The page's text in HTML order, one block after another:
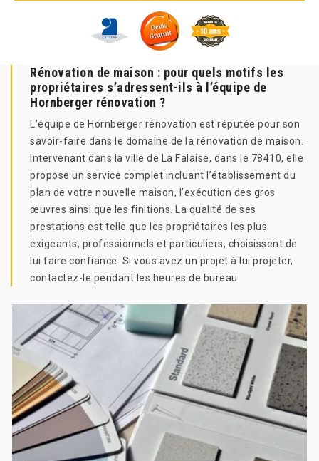
Rénovation de maison : pour quels motifs les
propriétaires s’adressent-ils à l’équipe de
Hornberger rénovation ?
L’équipe de Hornberger rénovation est réputée pour son
savoir-faire dans le domaine de la rénovation de maison.
Intervenant dans la ville de La Falaise, dans le 78410, elle
propose un service complet incluant l’établissement du
plan de votre nouvelle maison, l’exécution des gros
œuvres ainsi que les finitions. La qualité de ses
prestations est telle que les propriétaires les plus
exigeants, professionnels et particuliers, choisissent de
lui faire confiance. Si vous avez un projet à lui projeter,
contactez-le pendant les heures de bureau.